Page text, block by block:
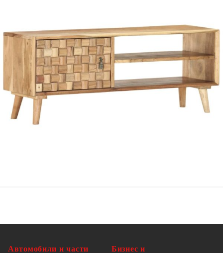
Материал: Акация масив с натурален
финиш
Размери: 100 x 30 x 40 cм (Ш x Д x В)
С 1 врата и 2 отделения
Финиш: Приложени шлайфане, боя и лак
Стабилност и издръжливост
Необходим е монтаж
Автомобили и части
Бизнес и